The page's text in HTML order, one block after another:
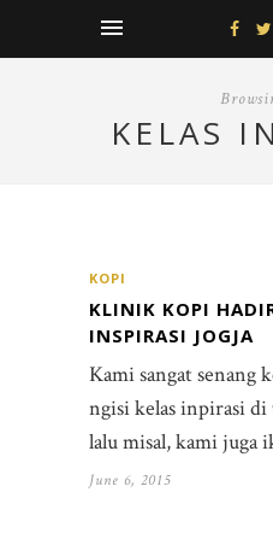
KELAS
KOPI
KLINIK KOPI
INSPIRASI JOGJA
Kami sangat senang
ngisi kelas inpirasi
lalu misal, kami juga
June 6, 2015